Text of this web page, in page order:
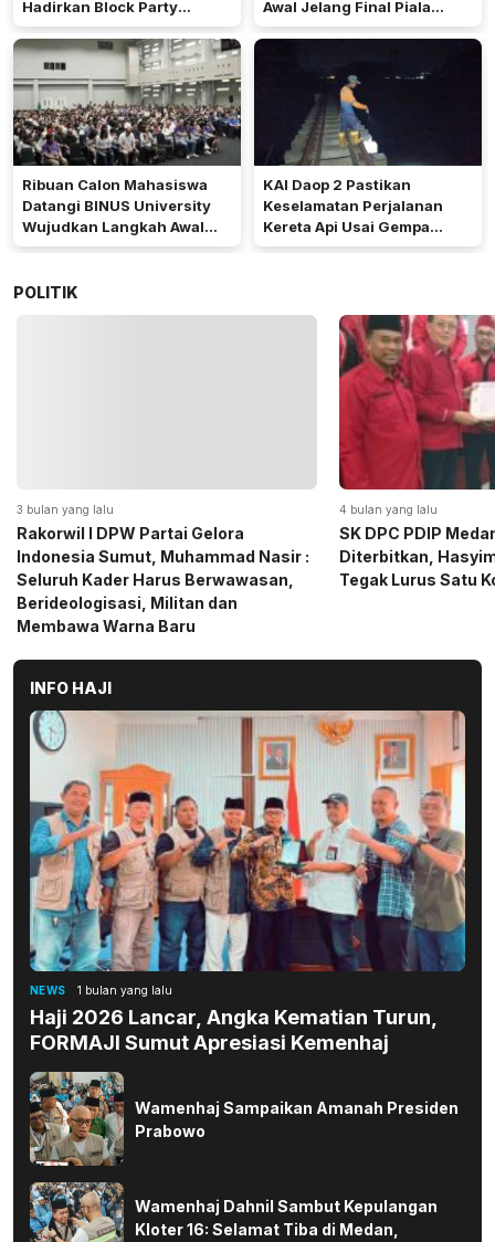
Hadirkan Block Party
Terbesar di Jakarta
Awal Jelang Final Piala
Presiden 2026
Ribuan Calon Mahasiswa
Datangi BINUS University
Wujudkan Langkah Awal
Menuju Karier Global
KAI Daop 2 Pastikan
Keselamatan Perjalanan
Kereta Api Usai Gempa
Pangandaran
POLITIK
4 bulan yang lalu
SK DPC PDIP Medan Resmi
Diterbitkan, Hasyim SE: Solid dan
Tegak Lurus Satu Komando
5 bulan yang lalu
Momen Haru
Gerindra Sumut
Sembako kepada
INFO HAJI
NEWS 1 bulan yang lalu
Haji 2026 Lancar, Angka Kematian Turun,
FORMAJI Sumut Apresiasi Kemenhaj
Wamenhaj Sampaikan Amanah Presiden
Prabowo
Wamenhaj Dahnil Sambut Kepulangan
Kloter 16: Selamat Tiba di Medan,